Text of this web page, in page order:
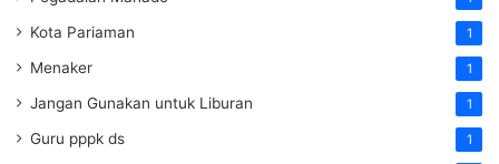
Kota Pariaman 1
Menaker 1
Jangan Gunakan untuk Liburan 1
Guru pppk ds 1